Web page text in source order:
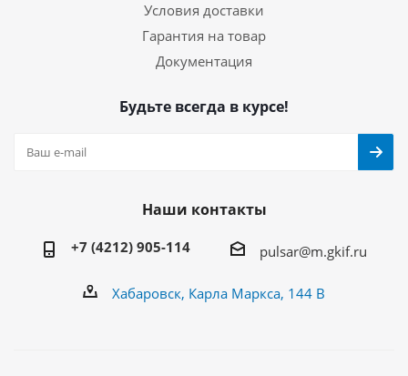
Условия доставки
Гарантия на товар
Документация
Будьте всегда в курсе!
Наши контакты
+7 (4212) 905-114 pulsar@m.gkif.ru
Хабаровск, Карла Маркса, 144 В